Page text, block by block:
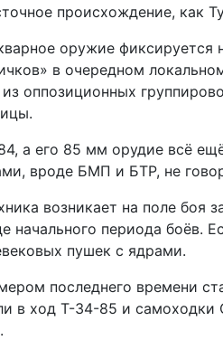
происхождение, как
оружие
в очередном
оппозиционных
а его 85 мм орудие всё
вроде БМП и БТР, не
возникает на поле
начального периода боёв.
пушек с ядрами.
последнего времени
в ход Т-34-85 и самоходки